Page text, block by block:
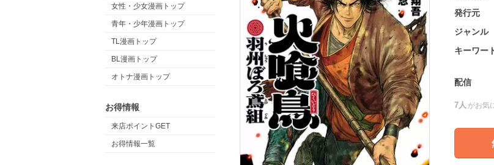
女性・少女漫画トップ
青年・少年漫画トップ
TL漫画トップ
BL漫画トップ
オトナ漫画トップ
お得情報
来店ポイントGET
お得情報一覧
発行元
ジャンル
キーワー
配信
7人 がお気